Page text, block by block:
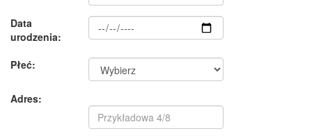
Data
urodzenia:
Płeć:
Adres: